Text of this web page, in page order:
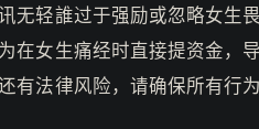
无轻誰过于强励或忽略女生
在女生痛经时直接提资金，
有法律风险，请确保所有行为